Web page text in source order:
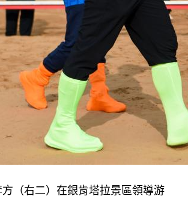
（右二）在銀肯塔拉景區領導游